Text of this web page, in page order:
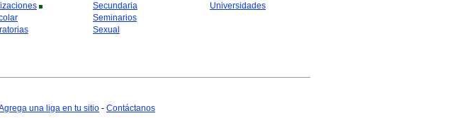
Secundaria
Seminarios
Sexual
Universidades
una liga en tu sitio - Contáctanos